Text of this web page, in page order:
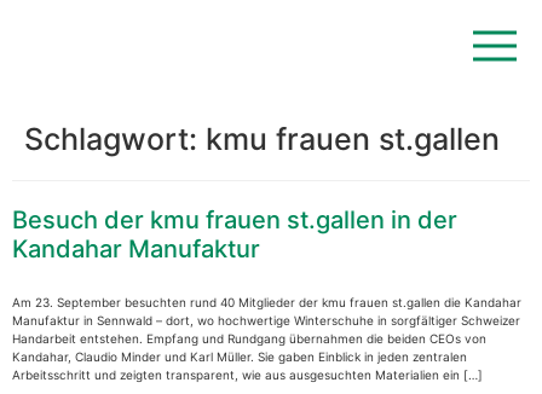
Schlagwort: kmu frauen st.gallen
Besuch der kmu frauen st.gallen in der
Kandahar Manufaktur
Am 23. September besuchten rund 40 Mitglieder der kmu frauen st.gallen die Kandahar
Manufaktur in Sennwald – dort, wo hochwertige Winterschuhe in sorgfältiger Schweizer
Handarbeit entstehen. Empfang und Rundgang übernahmen die beiden CEOs von
Kandahar, Claudio Minder und Karl Müller. Sie gaben Einblick in jeden zentralen
Arbeitsschritt und zeigten transparent, wie aus ausgesuchten Materialien ein […]